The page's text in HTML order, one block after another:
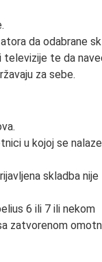
da odabrane
televizije te da
za sebe.
u kojoj se nalaze
skladba nije
6 ili 7 ili nekom
zatvorenom